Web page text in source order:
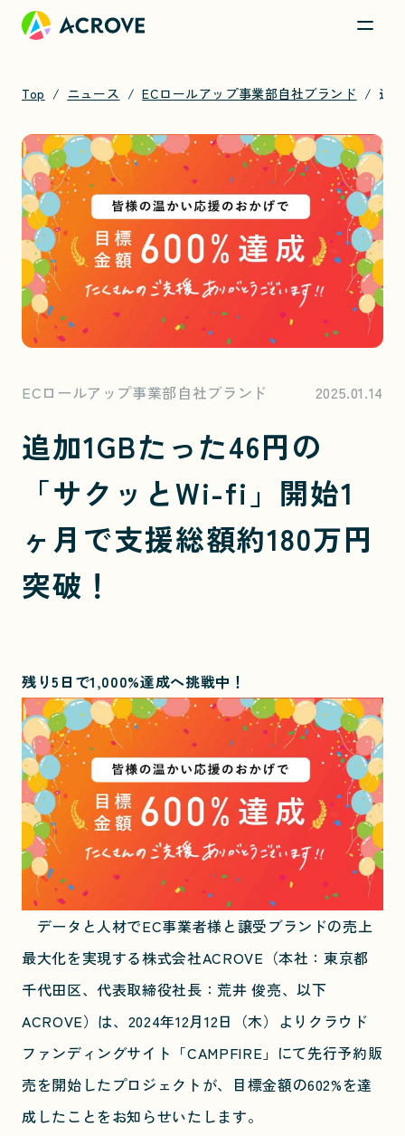
Top ニュース ECロールアップ事業部自社ブランド
ECロールアップ事業部自社ブランド 2025.01.14
追加1GBたった46円の
「サクッとWi-fi」開始1
ヶ月で支援総額約180万円
突破！
残り5日で1,000%達成へ挑戦中！
データと人材でEC事業者様と譲受ブランドの売上
最大化を実現する株式会社ACROVE（本社：東京都
千代田区、代表取締役社長：荒井 俊亮、以下
ACROVE）は、2024年12月12日（木）よりクラウド
ファンディングサイト「CAMPFIRE」にて先行予約販
売を開始したプロジェクトが、目標金額の602%を達
成したことをお知らせいたします。